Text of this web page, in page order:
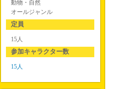
動物・自然
オールジャンル
定員
15人
参加キャラクター数
15人